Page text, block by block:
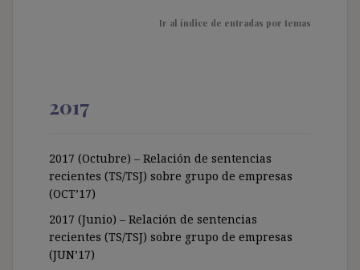
Ir al índice de entradas por temas
2017
2017 (Octubre) – Relación de sentencias
recientes (TS/TSJ) sobre grupo de empresas
(OCT’17)
2017 (Junio) – Relación de sentencias
recientes (TS/TSJ) sobre grupo de empresas
(JUN’17)